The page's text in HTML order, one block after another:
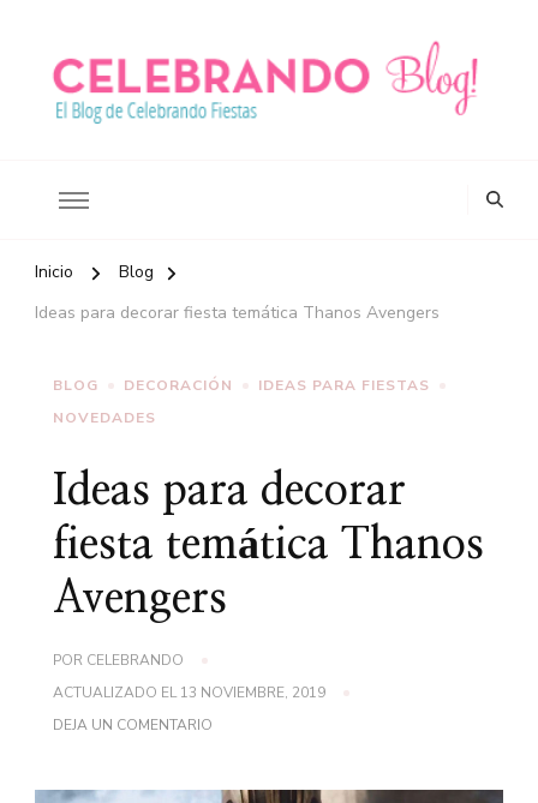
Inicio
Blog
Ideas para decorar fiesta temática Thanos Avengers
BLOG DECORACIÓN
IDEAS PARA FIESTAS
NOVEDADES
Ideas para decorar
fiesta temática Thanos
Avengers
POR CELEBRANDO
ACTUALIZADO EL13 NOVIEMBRE, 2019
DEJA UN COMENTARIO
DECORAR